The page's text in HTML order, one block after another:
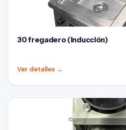
30 fregadero (Inducción)
Ver detalles →